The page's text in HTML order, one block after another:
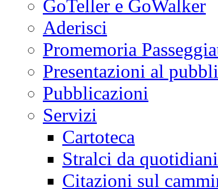
GoTeller e GoWalker
Aderisci
Promemoria
Presentazioni al
Pubblicazioni
Servizi
Cartoteca
Stralci da
Citazioni sul